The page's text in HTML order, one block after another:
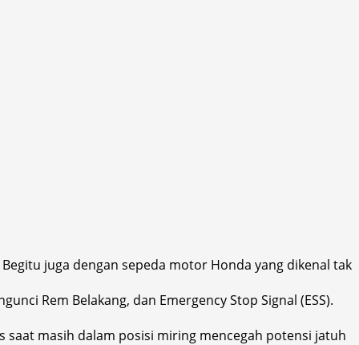
juga dengan sepeda motor Honda yang dikenal tak
Rem Belakang, dan Emergency Stop Signal (ESS).
masih dalam posisi miring mencegah potensi jatuh